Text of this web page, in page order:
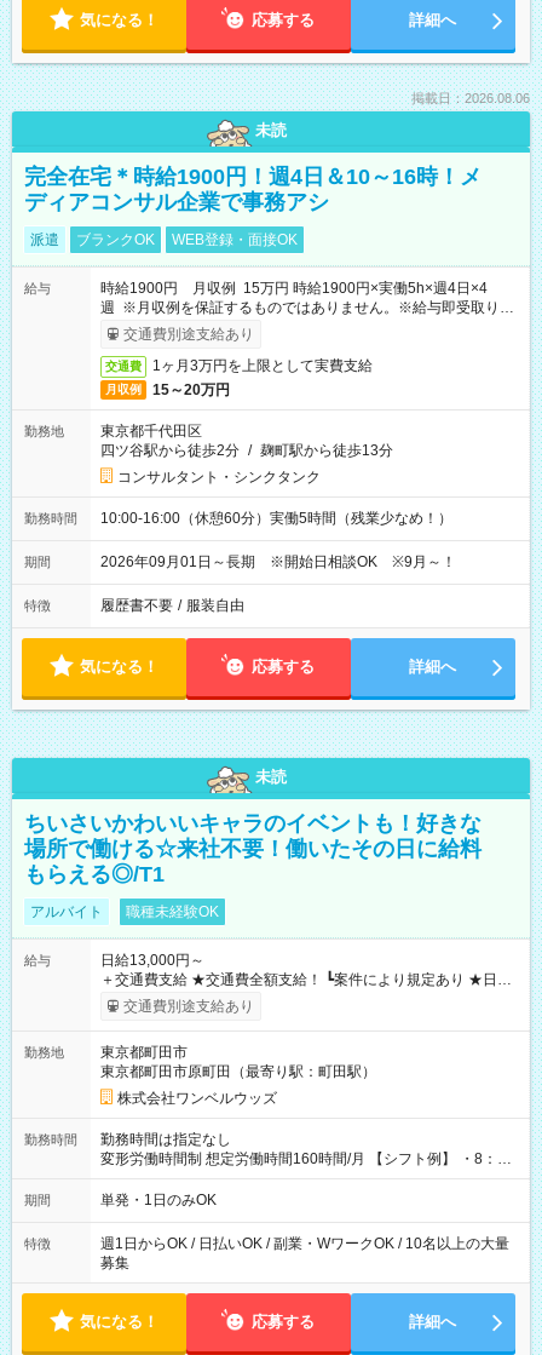
気になる！ 応募する 詳細へ
掲載日：2026.08.06
未読
完全在宅＊時給1900円！週4日＆10～16時！メ
ディアコンサル企業で事務アシ
派遣 ブランクOK WEB登録・面接OK
給与
時給1900円 月収例 15万円 時給1900円×実働5h×週4日×4
週 ※月収例を保証するものではありません。※給与即受取りサ
ービス利用可（利用条件有）
交通費別途支給あり
交通費 1ヶ月3万円を上限として実費支給
月収例 15～20万円
勤務地
東京都千代田区
四ツ谷駅から徒歩2分 / 麹町駅から徒歩13分
コンサルタント・シンクタンク
勤務時間 10:00-16:00（休憩60分）実働5時間（残業少なめ！）
期間 2026年09月01日～長期 ※開始日相談OK ※9月～！
特徴 履歴書不要 / 服装自由
気になる！ 応募する 詳細へ
未読
ちいさいかわいいキャラのイベントも！好きな
場所で働ける☆来社不要！働いたその日に給料
もらえる◎/T1
アルバイト 職種未経験OK
給与
日給13,000円～
＋交通費支給 ★交通費全額支給！ ┗案件により規定あり ★日払
いOK！（規定あり） ┗働いたその日に現金GET♪ お仕事後はコ
ンビニATMから 日払い分を引き落とせます！ 【試用期間】試
交通費別途支給あり
勤務地
東京都町田市
東京都町田市原町田（最寄り駅：町田駅）
株式会社ワンベルウッズ
勤務時間
勤務時間は指定なし
変形労働時間制 想定労働時間160時間/月 【シフト例】 ・8：00
～21：00
期間 単発・1日のみOK
特徴
週1日からOK / 日払いOK / 副業・WワークOK / 10名以上の大量
募集
気になる！ 応募する 詳細へ